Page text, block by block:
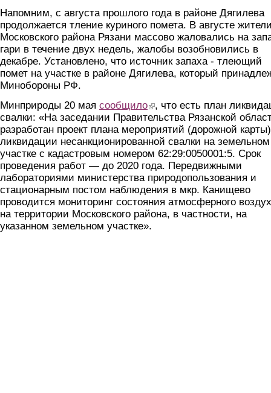
Напомним, с августа прошлого года в районе Дягилева
продолжается тление куриного помета. В августе
Московского района Рязани массово жаловались на
гари в течение двух недель, жалобы возобновились в
декабре. Установлено, что источник запаха - тлеющий
помет на участке в районе Дягилева, который
Минобороны РФ.
Минприроды 20 мая сообщило(link is external)
, что есть план
свалки: «На заседании Правительства Рязанской
разработан проект плана мероприятий (дорожной
ликвидации несанкционированной свалки на земельном
участке с кадастровым номером 62:29:0050001:5. Срок
проведения работ — до 2020 года. Передвижными
лабораториями министерства природопользования и
стационарным постом наблюдения в мкр. Канищево
проводится мониторинг состояния атмосферного
на территории Московского района, в частности, на
указанном земельном участке».